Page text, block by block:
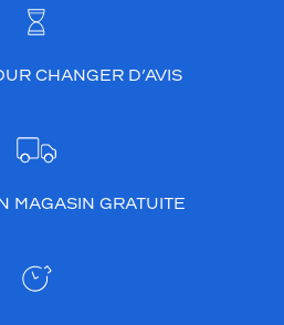
CHANGER D’AVIS
MAGASIN GRATUITE